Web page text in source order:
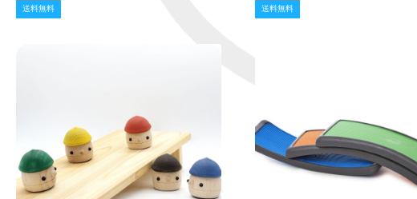
送料無料 送料無料